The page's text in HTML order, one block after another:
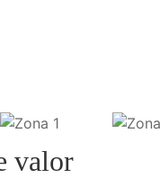
valor